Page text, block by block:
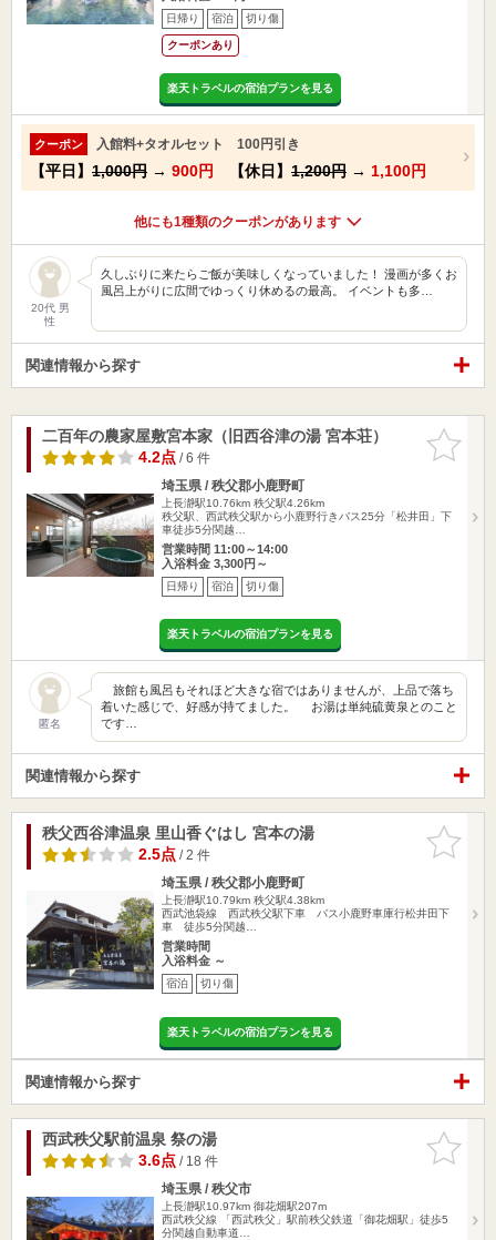
日帰り 宿泊 切り傷
クーポンあり
楽天トラベルの宿泊プランを見る
クーポン 入館料+タオルセット 100円引き
【平日】 1,000円 → 900円 【休日】 1,200円 → 1,100円
他にも1種類のクーポンがあります
20代 男
性
久しぶりに来たらご飯が美味しくなっていました！ 漫画が多くお
風呂上がりに広間でゆっくり休めるの最高。 イベントも多…
関連情報から探す
お気に入
りに追加
二百年の農家屋敷宮本家（旧西谷津の湯 宮本荘）
4.2点/ 6 件
埼玉県 / 秩父郡小鹿野町
上長瀞駅10.76km 秩父駅4.26km
秩父駅、西武秩父駅から小鹿野行きバス25分「松井田」下
車徒歩5分関越…
営業時間 11:00～14:00
入浴料金 3,300円～
日帰り 宿泊 切り傷
楽天トラベルの宿泊プランを見る
匿名
旅館も風呂もそれほど大きな宿ではありませんが、上品で落ち
着いた感じで、好感が持てました。 お湯は単純硫黄泉とのこと
です…
関連情報から探す
お気に入
りに追加
秩父西谷津温泉 里山香ぐはし 宮本の湯
2.5点/ 2 件
埼玉県 / 秩父郡小鹿野町
上長瀞駅10.79km 秩父駅4.38km
西武池袋線 西武秩父駅下車 バス小鹿野車庫行松井田下
車 徒歩5分関越…
営業時間
入浴料金 ～
宿泊 切り傷
楽天トラベルの宿泊プランを見る
関連情報から探す
お気に入
りに追加
西武秩父駅前温泉 祭の湯
3.6点/ 18 件
埼玉県 / 秩父市
上長瀞駅10.97km 御花畑駅207m
西武秩父線 「西武秩父」駅前秩父鉄道「御花畑駅」徒歩5
分関越自動車道…